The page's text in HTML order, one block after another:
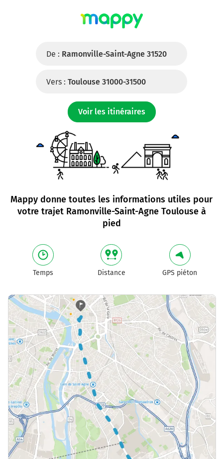
De : Ramonville-Saint-Agne 31520
Vers : Toulouse 31000-31500
Voir les itinéraires
Mappy donne toutes les informations utiles pour
votre trajet Ramonville-Saint-Agne Toulouse à
pied
Temps Distance GPS piéton